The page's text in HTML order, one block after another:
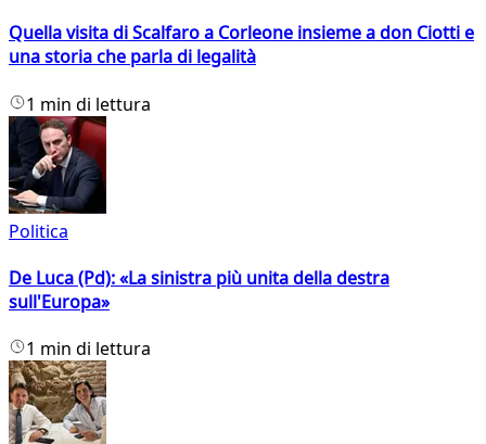
Quella visita di Scalfaro a Corleone insieme a don Ciotti e
una storia che parla di legalità
1 min di lettura
Politica
De Luca (Pd): «La sinistra più unita della destra
sull'Europa»
1 min di lettura